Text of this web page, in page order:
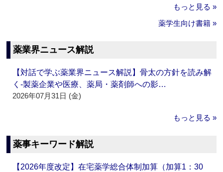
もっと見る »
薬学生向け書籍 »
薬業界ニュース解説
【対話で学ぶ薬業界ニュース解説】骨太の方針を読み解
く‐製薬企業や医療、薬局・薬剤師への影…
2026年07月31日 (金)
もっと見る »
薬事キーワード解説
【2026年度改定】在宅薬学総合体制加算（加算1：30